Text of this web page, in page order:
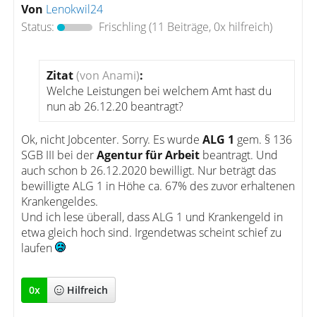
Von Lenokwil24
Status:
Frischling(11 Beiträge, 0x hilfreich)
Zitat(von Anami):
Welche Leistungen bei welchem Amt hast du
nun ab 26.12.20 beantragt?
Ok, nicht Jobcenter. Sorry. Es wurde ALG 1 gem. § 136
SGB III bei derAgentur für Arbeitbeantragt. Und
auch schon b 26.12.2020 bewilligt. Nur beträgt das
bewilligte ALG 1 in Höhe ca. 67% des zuvor erhaltenen
Krankengeldes.
Und ich lese überall, dass ALG 1 und Krankengeld in
etwa gleich hoch sind. Irgendetwas scheint schief zu
laufen
0x Hilfreich